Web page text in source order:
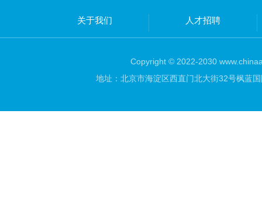
关于我们 人才招聘
Copyright © 2022-2030
地址：北京市海淀区西直门北大街32号枫